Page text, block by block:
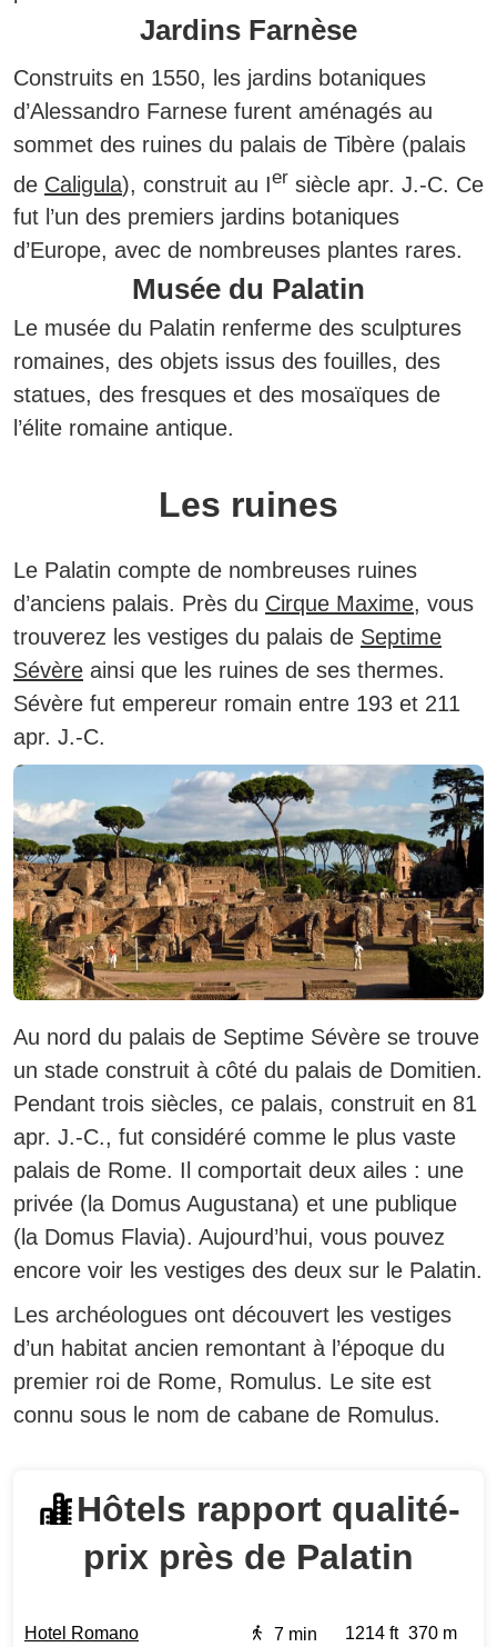
Jardins Farnèse
Construits en 1550, les jardins botaniques
d’Alessandro Farnese furent aménagés au
sommet des ruines du palais de Tibère (palais
de Caligula), construit au Ier siècle apr. J.-C. Ce
fut l’un des premiers jardins botaniques
d’Europe, avec de nombreuses plantes rares.
Musée du Palatin
Le musée du Palatin renferme des sculptures
romaines, des objets issus des fouilles, des
statues, des fresques et des mosaïques de
l’élite romaine antique.
Les ruines
Le Palatin compte de nombreuses ruines
d’anciens palais. Près du Cirque Maxime, vous
trouverez les vestiges du palais de Septime
Sévère ainsi que les ruines de ses thermes.
Sévère fut empereur romain entre 193 et 211
apr. J.-C.
Au nord du palais de Septime Sévère se trouve
un stade construit à côté du palais de Domitien.
Pendant trois siècles, ce palais, construit en 81
apr. J.-C., fut considéré comme le plus vaste
palais de Rome. Il comportait deux ailes : une
privée (la Domus Augustana) et une publique
(la Domus Flavia). Aujourd’hui, vous pouvez
encore voir les vestiges des deux sur le Palatin.
Les archéologues ont découvert les vestiges
d’un habitat ancien remontant à l’époque du
premier roi de Rome, Romulus. Le site est
connu sous le nom de cabane de Romulus.
Hôtels rapport qualité-
prix près de Palatin
Hotel Romano 7 min 1214 ft 370 m